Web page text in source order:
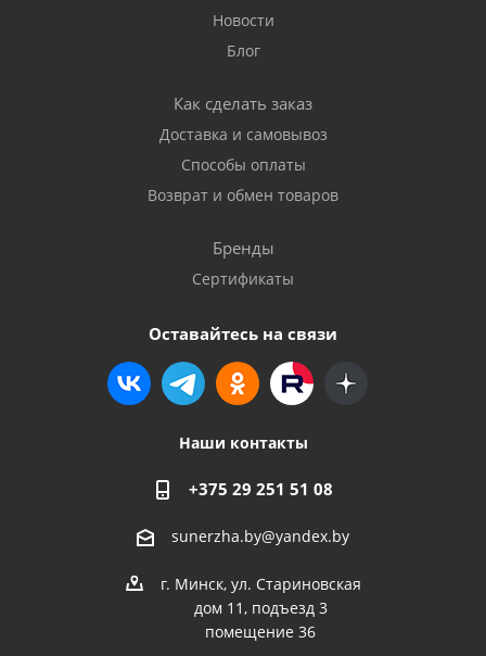
Новости
Блог
Как сделать заказ
Доставка и самовывоз
Способы оплаты
Возврат и обмен товаров
Бренды
Сертификаты
Оставайтесь на связи
Наши контакты
+375 29 251 51 08
sunerzha.by@yandex.by
г. Минск, ул. Стариновская
дом 11, подъезд 3
помещение 36